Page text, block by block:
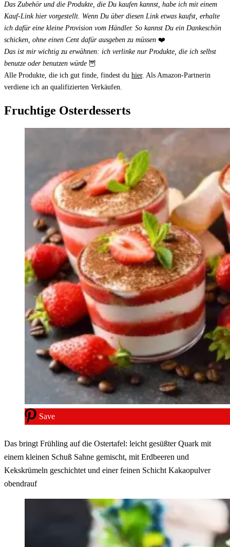
Das Zubehör und die Produkte, die Du kaufen kannst, habe ich mit einem
Kauf-Link hier vorgestellt. Wenn Du über diesen Link etwas kaufst, erhalte
ich dafür eine kleine Provision vom Händler. So kannst Du ein Dankeschön
schicken, ohne einen Cent dafür ausgeben zu müssen ❤️
Das ist mir wichtig zu erwähnen: ich verlinke nur Produkte, die ich selbst
benutze oder benutzen würde 🦉
Alle Produkte, die ich gut finde, findest du hier. Als Amazon-Partnerin
verdiene ich an qualifizierten Verkäufen.
Fruchtige Osterdesserts
Save
Das bringt Frühling auf die Ostertafel: leicht gesüßter Quark mit
einem kleinen Schuß Sahne gemischt, mit Erdbeeren und
Kekskrümeln geschichtet und einer feinen Schicht Kakaopulver
obendrauf